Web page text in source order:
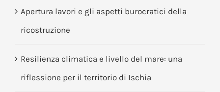
Apertura lavori e gli aspetti burocratici della
ricostruzione
Resilienza climatica e livello del mare: una
riflessione per il territorio di Ischia